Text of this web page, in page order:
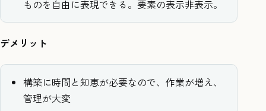
ものを自由に表現できる。要素の表示非表示。
デメリット
構築に時間と知恵が必要なので、作業が増え、
管理が大変